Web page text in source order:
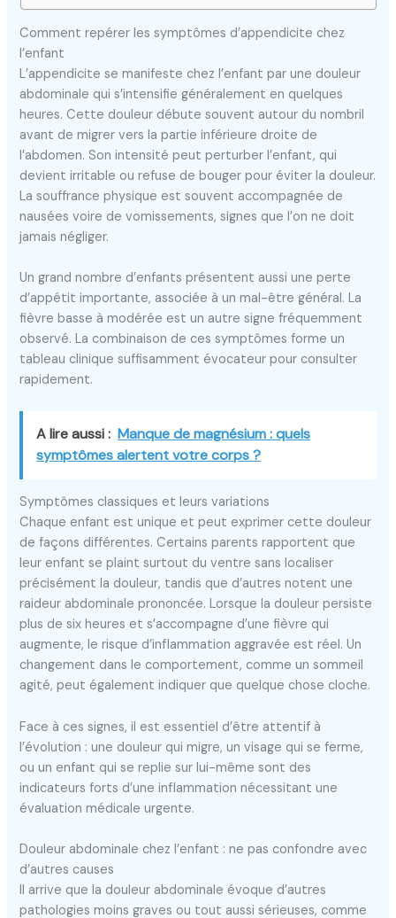
Comment repérer les symptômes d’appendicite chez
l’enfant
L’appendicite se manifeste chez l’enfant par une douleur
abdominale qui s’intensifie généralement en quelques
heures. Cette douleur débute souvent autour du nombril
avant de migrer vers la partie inférieure droite de
l’abdomen. Son intensité peut perturber l’enfant, qui
devient irritable ou refuse de bouger pour éviter la douleur.
La souffrance physique est souvent accompagnée de
nausées voire de vomissements, signes que l’on ne doit
jamais négliger.
Un grand nombre d’enfants présentent aussi une perte
d’appétit importante, associée à un mal-être général. La
fièvre basse à modérée est un autre signe fréquemment
observé. La combinaison de ces symptômes forme un
tableau clinique suffisamment évocateur pour consulter
rapidement.
A lire aussi : Manque de magnésium : quels
symptômes alertent votre corps ?
Symptômes classiques et leurs variations
Chaque enfant est unique et peut exprimer cette douleur
de façons différentes. Certains parents rapportent que
leur enfant se plaint surtout du ventre sans localiser
précisément la douleur, tandis que d’autres notent une
raideur abdominale prononcée. Lorsque la douleur persiste
plus de six heures et s’accompagne d’une fièvre qui
augmente, le risque d’inflammation aggravée est réel. Un
changement dans le comportement, comme un sommeil
agité, peut également indiquer que quelque chose cloche.
Face à ces signes, il est essentiel d’être attentif à
l’évolution : une douleur qui migre, un visage qui se ferme,
ou un enfant qui se replie sur lui-même sont des
indicateurs forts d’une inflammation nécessitant une
évaluation médicale urgente.
Douleur abdominale chez l’enfant : ne pas confondre avec
d’autres causes
Il arrive que la douleur abdominale évoque d’autres
pathologies moins graves ou tout aussi sérieuses, comme